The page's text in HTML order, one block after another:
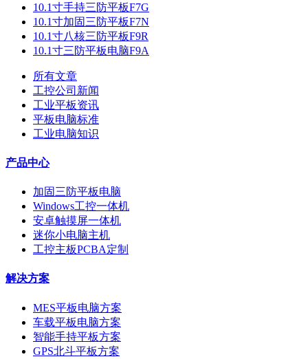
10.1寸手持三防平板F7G
10.1寸加固三防平板F7N
10.1寸八核三防平板F9R
10.1寸三防平板电脑F9A
所有文章
工控公司新闻
工业平板资讯
平板电脑标准
工业电脑知识
产品中心
加固三防平板电脑
Windows工控一体机
安卓触摸屏一体机
迷你小电脑主机
工控主板PCBA定制
解决方案
MES平板电脑方案
车载平板电脑方案
智能手持平板方案
GPS北斗平板方案